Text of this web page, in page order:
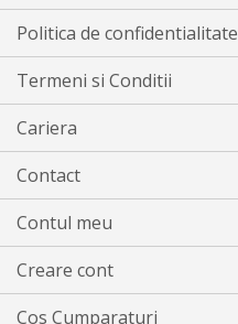
Politica de confidentialitate
Termeni si Conditii
Cariera
Contact
Contul meu
Creare cont
Cos Cumparaturi